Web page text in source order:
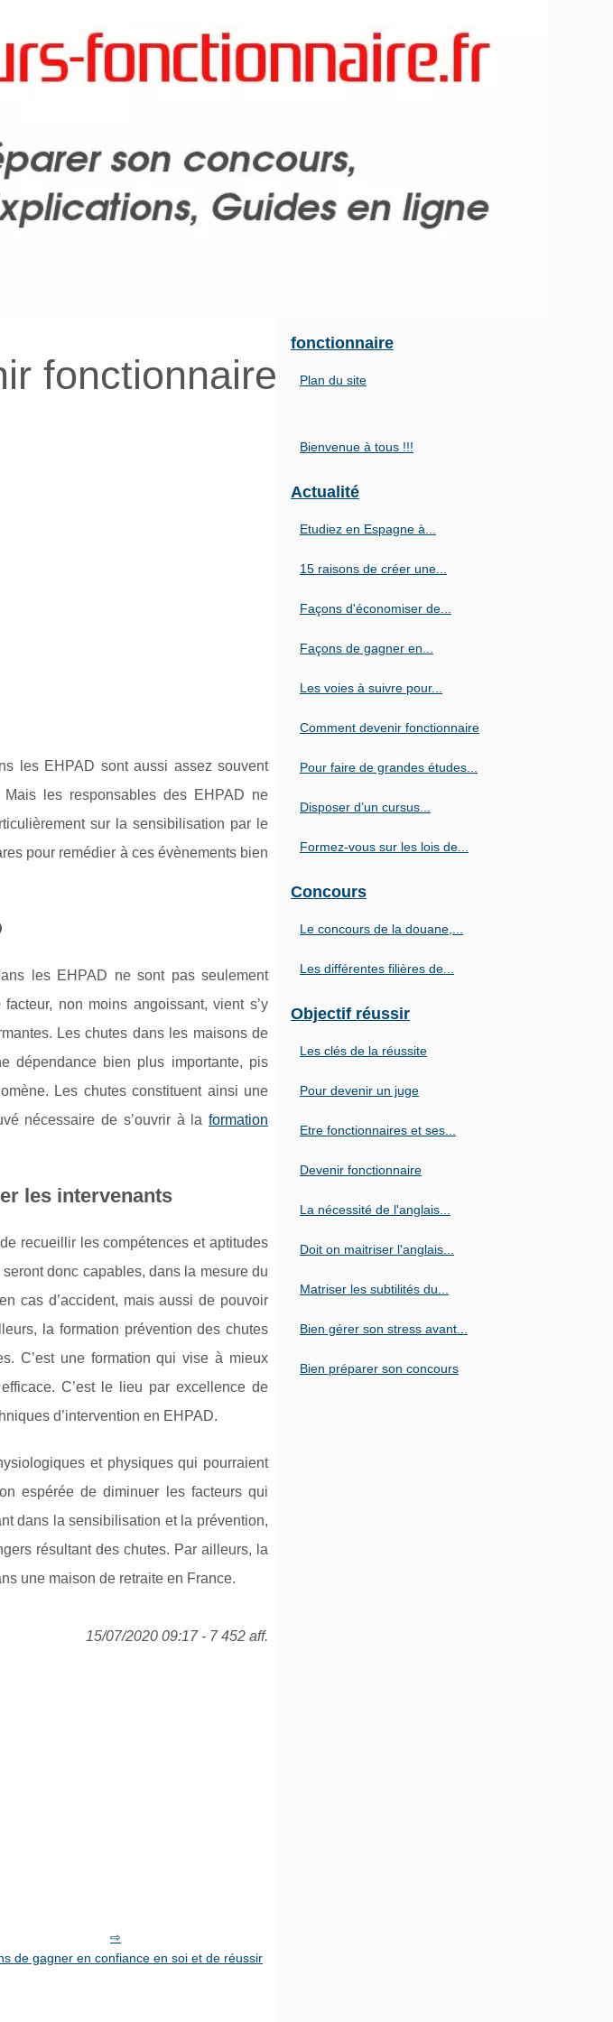
fonctionnaire
les EHPAD sont aussi assez souvent
les responsables des EHPAD ne
sur la sensibilisation par le
pour remédier à ces évènements bien
les EHPAD ne sont pas seulement
non moins angoissant, vient s’y
Les chutes dans les maisons de
dépendance bien plus importante, pis
Les chutes constituent ainsi une
nécessaire de s’ouvrir à la formation
les intervenants
recueillir les compétences et aptitudes
donc capables, dans la mesure du
cas d’accident, mais aussi de pouvoir
la formation prévention des chutes
C’est une formation qui vise à mieux
C’est le lieu par excellence de
d’intervention en EHPAD.
et physiques qui pourraient
espérée de diminuer les facteurs qui
dans la sensibilisation et la prévention,
résultant des chutes. Par ailleurs, la
une maison de retraite en France.
15/07/2020 09:17 - 7 452 aff.
de gagner en confiance en soi et de réussir
fonctionnaire
Plan du site
Bienvenue à tous !!!
Actualité
Etudiez en Espagne à...
15 raisons de créer une...
Façons d'économiser de...
Façons de gagner en...
Les voies à suivre pour...
Comment devenir fonctionnaire
Pour faire de grandes études...
Disposer d’un cursus...
Formez-vous sur les lois de...
Concours
Le concours de la douane,...
Les différentes filières de...
Objectif réussir
Les clés de la réussite
Pour devenir un juge
Etre fonctionnaires et ses...
Devenir fonctionnaire
La nécessité de l'anglais...
Doit on maitriser l'anglais...
Matriser les subtilités du...
Bien gérer son stress avant...
Bien préparer son concours